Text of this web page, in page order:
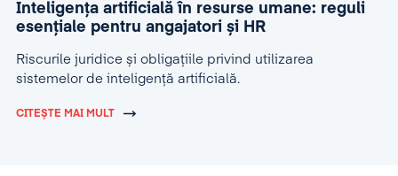
Inteligența artificială în resurse umane: reguli
esențiale pentru angajatori și HR
Riscurile juridice și obligațiile privind utilizarea
sistemelor de inteligență artificială.
CITEȘTE MAI MULT